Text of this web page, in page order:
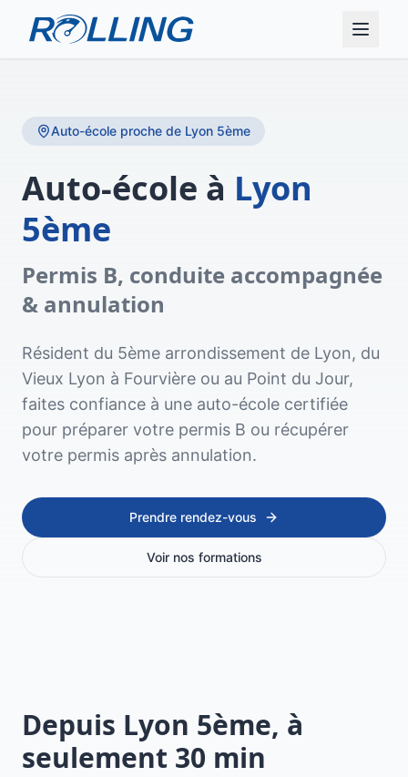
Auto-école proche de Lyon 5ème
Auto-école à Lyon
5ème
Permis B, conduite accompagnée
& annulation
Résident du 5ème arrondissement de Lyon, du
Vieux Lyon à Fourvière ou au Point du Jour,
faites confiance à une auto-école certifiée
pour préparer votre permis B ou récupérer
votre permis après annulation.
Prendre rendez-vous
Voir nos formations
Depuis Lyon 5ème, à
seulement 30 min